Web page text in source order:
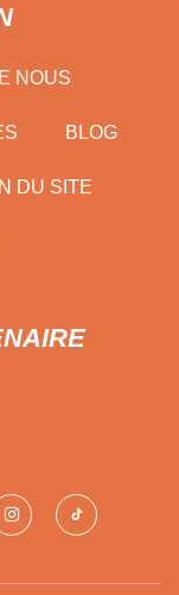
NOUS
BLOG
DU SITE